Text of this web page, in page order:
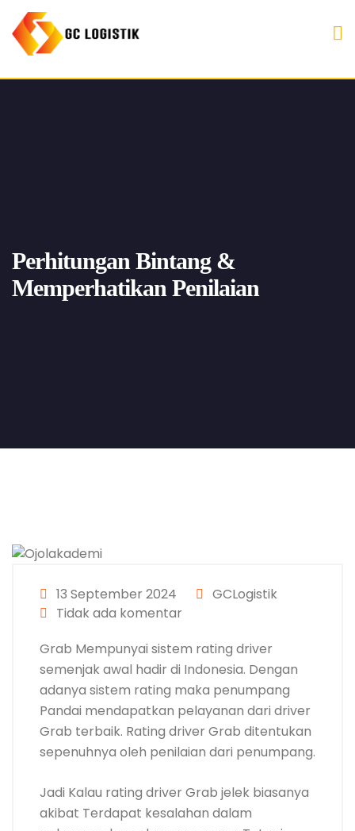
Perhitungan Bintang &
Memperhatikan Penilaian
13 September 2024
GCLogistik
Tidak ada komentar
Grab Mempunyai sistem rating driver
semenjak awal hadir di Indonesia. Dengan
adanya sistem rating maka penumpang
Pandai mendapatkan pelayanan dari driver
Grab terbaik. Rating driver Grab ditentukan
sepenuhnya oleh penilaian dari penumpang.
Jadi Kalau rating driver Grab jelek biasanya
akibat Terdapat kesalahan dalam